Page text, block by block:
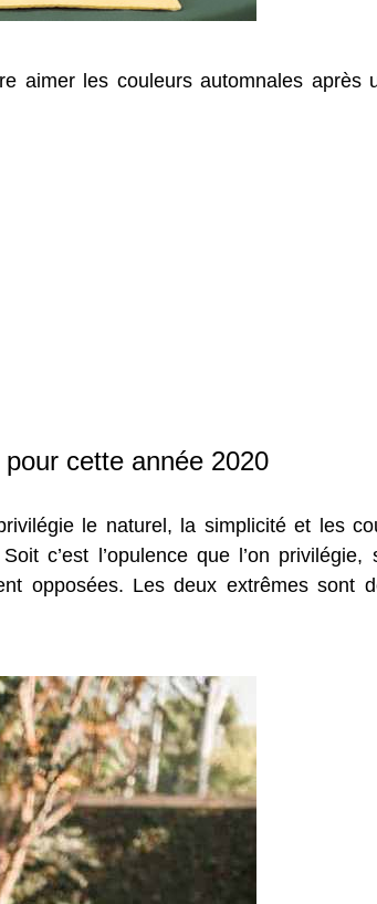
aimer les couleurs automnales après
cette année 2020
le naturel, la simplicité et les
c’est l’opulence que l’on privilégie,
opposées. Les deux extrêmes sont